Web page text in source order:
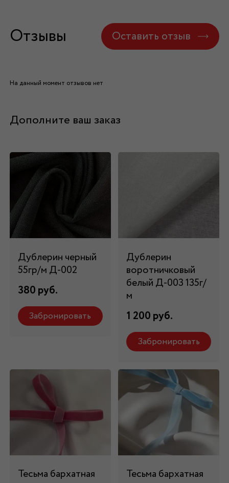
Отзывы Оставить отзыв
На данный момент отзывов нет
Дополните ваш заказ
Дублерин черный
55гр/м Д-002
380 руб.
Забронировать
Дублерин
воротничковый
белый Д-003 135г/
м
1 200 руб.
Забронировать
Тесьма бархатная
Тесьма бархатная